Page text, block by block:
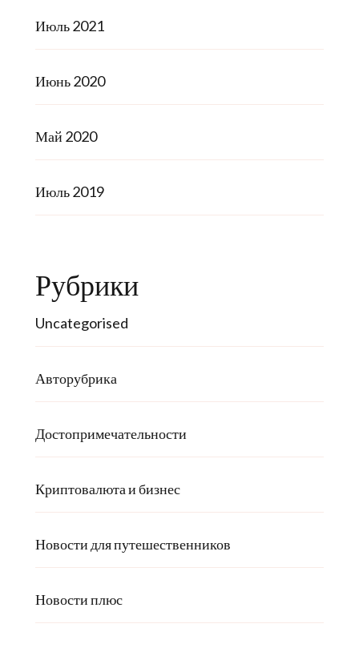
Июль 2021
Июнь 2020
Май 2020
Июль 2019
Рубрики
Uncategorised
Авторубрика
Достопримечательности
Криптовалюта и бизнес
Новости для путешественников
Новости плюс